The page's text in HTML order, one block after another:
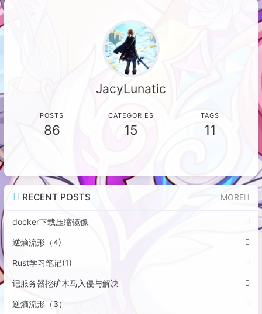
前变得复杂难言的感慨。
来沉浸式环球旅行体验。而小飞侠天空
奇遇、小熊维尼历险记等项目因内容低
龄或IP不熟而印象平平。最终因疲惫与
烟花表演时间较晚，团队提前离园，以
一杯奶茶和海底捞结束这次疲惫但充实
的旅程。
JacyLunatic
POSTS
86
CATEGORIES
15
TAGS
11
RECENT POSTS MORE
docker下载压缩镜像
逆熵流形（4)
Rust学习笔记(1)
记服务器挖矿木马入侵与解决
逆熵流形（3）